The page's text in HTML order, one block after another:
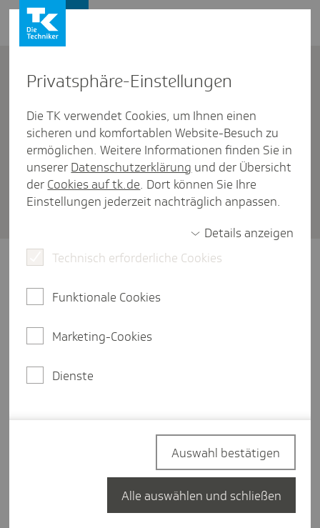
Kontakt
DTA EEL: Welche Daten kann ich
maschi­nell über­mit­teln und
anfor­dern?
Firmenkunden
/
DTA EEL: Datenaustausch Entgeltersatzleistungen
Als Arbeitgeber können Sie übermitteln: die
Entgeltersatzleistungen und die Höhe der
können Sie: Infos über Vorerkrankungszeiten
Entgeltersatzleistungen.
Datenaustausch
Entgeltersatzleistungen
Privat­sphäre-Einstel­lungen
Die TK verwendet Cookies, um Ihnen einen
sicheren und komfortablen Website-Besuch zu
ermöglichen. Weitere Informationen finden Sie in
unserer Datenschutzerklärung und der Übersicht
der Cookies auf tk.de. Dort können Sie Ihre
Einstellungen jederzeit nachträglich anpassen.
Details anzeigen
Technisch erforderliche Cookies
Funktionale Cookies
Marketing-Cookies
Dienste
Auswahl bestätigen
Alle auswählen und schließen